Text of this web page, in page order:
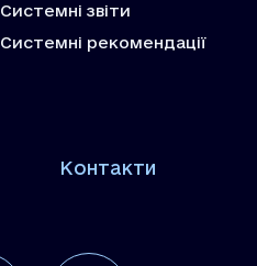
Системні звіти
Системні рекомендації
Контакти